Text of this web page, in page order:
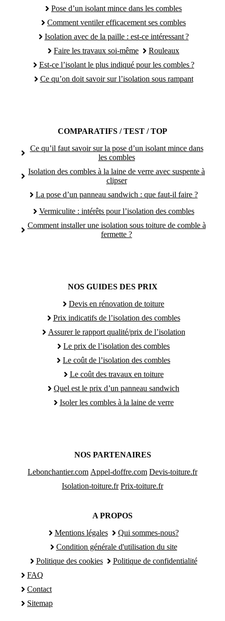
Pose d’un isolant mince dans les combles
Comment ventiler efficacement ses combles
Isolation avec de la paille : est-ce intéressant ?
Faire les travaux soi-même
Rouleaux
Est-ce l’isolant le plus indiqué pour les combles ?
Ce qu’on doit savoir sur l’isolation sous rampant
COMPARATIFS / TEST / TOP
Ce qu’il faut savoir sur la pose d’un isolant mince dans
les combles
Isolation des combles à la laine de verre avec suspente à
clipser
La pose d’un panneau sandwich : que faut-il faire ?
Vermiculite : intérêts pour l’isolation des combles
Comment installer une isolation sous toiture de comble à
fermette ?
NOS GUIDES DES PRIX
Devis en rénovation de toiture
Prix indicatifs de l’isolation des combles
Assurer le rapport qualité/prix de l’isolation
Le prix de l’isolation des combles
Le coût de l’isolation des combles
Le coût des travaux en toiture
Quel est le prix d’un panneau sandwich
Isoler les combles à la laine de verre
NOS PARTENAIRES
Lebonchantier.com Appel-doffre.com Devis-toiture.fr
Isolation-toiture.fr Prix-toiture.fr
A PROPOS
Mentions légales
Qui sommes-nous?
Condition générale d'utilisation du site
Politique des cookies
Politique de confidentialité
FAQ
Contact
Sitemap